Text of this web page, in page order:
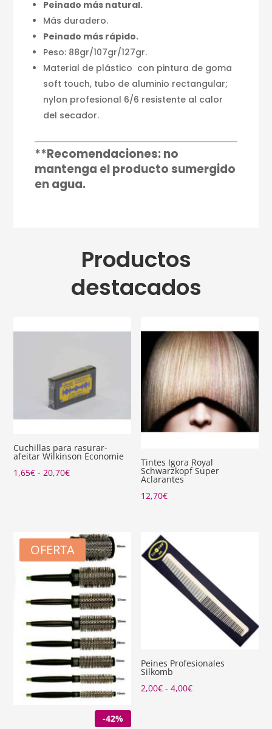
Peinado más natural.
Más duradero.
Peinado más rápido.
Peso: 88gr/107gr/127gr.
Material de plástico con pintura de goma
soft touch, tubo de aluminio rectangular;
nylon profesional 6/6 resistente al calor
del secador.
**Recomendaciones: no
mantenga el producto sumergido
en agua.
Productos
destacados
Cuchillas para rasurar-
afeitar Wilkinson Economie
1,65€ - 20,70€Rango
1,65€
hasta
20,70€
Tintes Igora Royal
Schwarzkopf Super
Aclarantes
12,70€
OFERTA
-42%
Peines Profesionales
Silkomb
2,00€ - 4,00€Rango